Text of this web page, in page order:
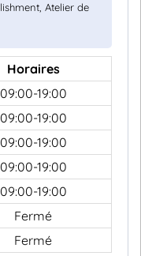
Atelier de
Horaires
09:00-19:00
09:00-19:00
09:00-19:00
09:00-19:00
09:00-19:00
Fermé
Fermé